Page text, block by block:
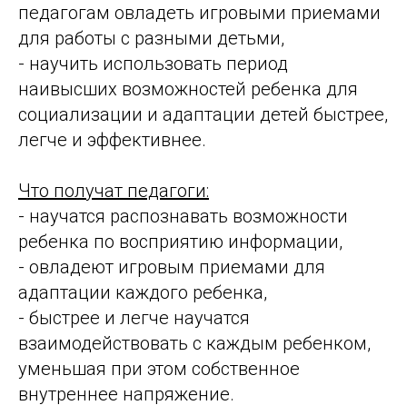
педагогам овладеть игровыми приемами
для работы с разными детьми,
- научить использовать период
наивысших возможностей ребенка для
социализации и адаптации детей быстрее,
легче и эффективнее.
Что получат педагоги:
- научатся распознавать возможности
ребенка по восприятию информации,
- овладеют игровым приемами для
адаптации каждого ребенка,
- быстрее и легче научатся
взаимодействовать с каждым ребенком,
уменьшая при этом собственное
внутреннее напряжение.